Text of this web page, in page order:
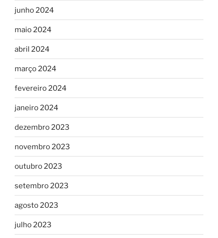
junho 2024
maio 2024
abril 2024
março 2024
fevereiro 2024
janeiro 2024
dezembro 2023
novembro 2023
outubro 2023
setembro 2023
agosto 2023
julho 2023